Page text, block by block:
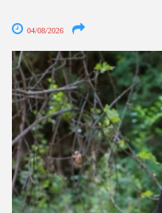
04/08/2026